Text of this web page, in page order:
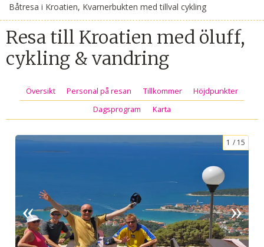
Båtresa i Kroatien, Kvarnerbukten med tillval cykling
Resa till Kroatien med öluff,
cykling & vandring
Översikt Personal på resan Tillkommer
Höjdpunkter
Dagsprogram
Karta
1 15